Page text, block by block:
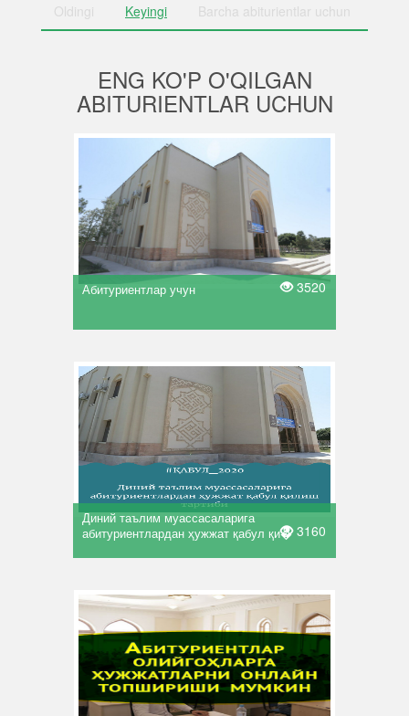
Oldingi Keyingi Barcha abiturientlar uchun
ENG KO'P O'QILGAN
ABITURIENTLAR UCHUN
Абитуриентлар учун 3520
Диний таълим муассасаларига
абитуриентлардан ҳужжат қабул қи�3160